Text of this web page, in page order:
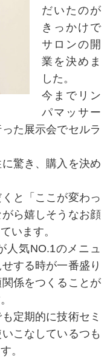
だいたのが
きっかけで
サロンの開
業を決めま
した。
今までリン
パマッサー
た展示会でセルラ
驚き、購入を決め
と「ここが変わっ
ら嬉しそうなお顔
います。
人気NO.1のメニュ
する時が一番盛り
係をつくることが
定期的に技術セミ
こなしているつも
。